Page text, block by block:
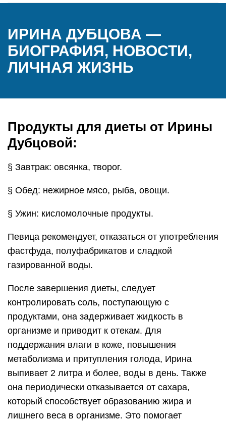
ИРИНА ДУБЦОВА —
БИОГРАФИЯ, НОВОСТИ,
ЛИЧНАЯ ЖИЗНЬ
Продукты для диеты от Ирины
Дубцовой:
§ Завтрак: овсянка, творог.
§ Обед: нежирное мясо, рыба, овощи.
§ Ужин: кисломолочные продукты.
Певица рекомендует, отказаться от употребления
фастфуда, полуфабрикатов и сладкой
газированной воды.
После завершения диеты, следует
контролировать соль, поступающую с
продуктами, она задерживает жидкость в
организме и приводит к отекам. Для
поддержания влаги в коже, повышения
метаболизма и притупления голода, Ирина
выпивает 2 литра и более, воды в день. Также
она периодически отказывается от сахара,
который способствует образованию жира и
лишнего веса в организме. Это помогает